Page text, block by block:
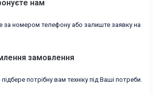
нам
за номером телефону або залиште заявку на
замовлення
потрібну вам техніку під Ваші потреби.